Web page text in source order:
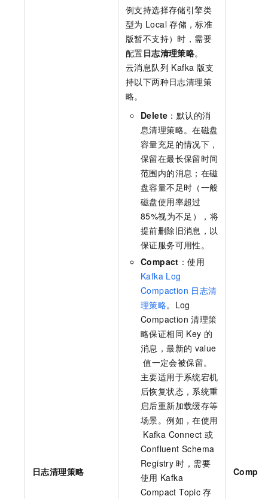
日志清理策略
例支持选择存储引擎类
型为 Local 存储，标准
版暂不支持）时，需要
配置日志清理策略。
云消息队列 Kafka 版支
持以下两种日志清理策
略。
Delete ：默认的消
息清理策略。在磁盘
容量充足的情况下，
保留在最长保留时间
范围内的消息；在磁
盘容量不足时（一般
磁盘使用率超过
85%视为不足），将
提前删除旧消息，以
保证服务可用性。
Compact ：使用
Kafka Log
Compaction 日志清
理策略。Log
Compaction 清理策
略保证相同 Key 的
消息，最新的 value
值一定会被保留。
主要适用于系统宕机
后恢复状态，系统重
启后重新加载缓存等
场景。例如，在使用
Kafka Connect 或
Confluent Schema
Registry 时，需要
使用 Kafka
Compact Topic 存